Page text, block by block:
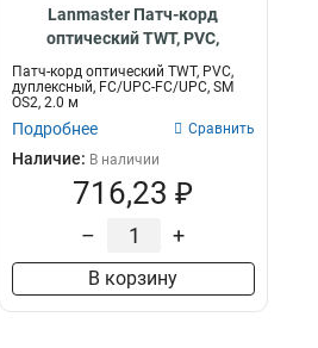
Lanmaster Патч-корд
оптический TWT, PVC,
дуплексный, FC/UPC-FC/UPC,
SM OS2 TWT-2FC-2FC/SU-2.0
Патч-корд оптический TWT, PVC,
дуплексный, FC/UPC-FC/UPC, SM
OS2, 2.0 м
Подробнее Сравнить
Наличие: В наличии
716,23 ₽
– +
В корзину